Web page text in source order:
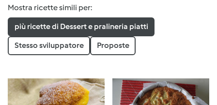
Mostra ricette simili per:
più ricette di Dessert e pralineria piatti
Stesso sviluppatore Proposte